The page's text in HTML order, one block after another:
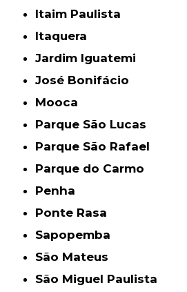
Itaim Paulista
Itaquera
Jardim Iguatemi
José Bonifácio
Mooca
Parque São Lucas
Parque São Rafael
Parque do Carmo
Penha
Ponte Rasa
Sapopemba
São Mateus
São Miguel Paulista